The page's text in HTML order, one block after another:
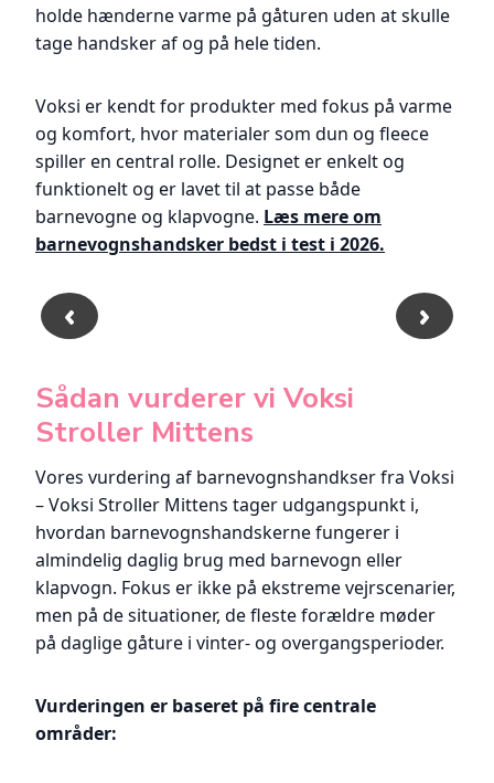
holde hænderne varme på gåturen uden at skulle
tage handsker af og på hele tiden.
Voksi er kendt for produkter med fokus på varme
og komfort, hvor materialer som dun og fleece
spiller en central rolle. Designet er enkelt og
funktionelt og er lavet til at passe både
barnevogne og klapvogne. Læs mere om
barnevognshandsker bedst i test i 2026.
‹ ›
Sådan vurderer vi Voksi
Stroller Mittens
Vores vurdering af barnevognshandkser fra Voksi
– Voksi Stroller Mittens tager udgangspunkt i,
hvordan barnevognshandskerne fungerer i
almindelig daglig brug med barnevogn eller
klapvogn. Fokus er ikke på ekstreme vejrscenarier,
men på de situationer, de fleste forældre møder
på daglige gåture i vinter- og overgangsperioder.
Vurderingen er baseret på fire centrale
områder: